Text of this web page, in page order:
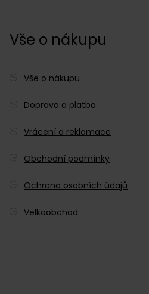
Vše o nákupu
Vše o nákupu
Doprava a platba
Vrácení a reklamace
Obchodní podmínky
Ochrana osobních údajů
Velkoobchod